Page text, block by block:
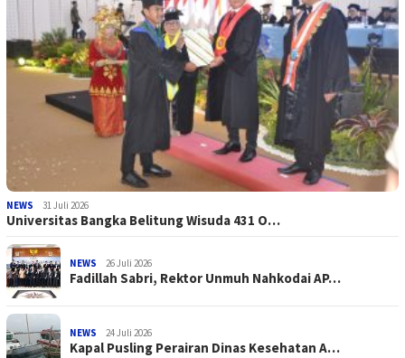
NEWS 31 Juli 2026
Universitas Bangka Belitung Wisuda 431 O…
NEWS 26 Juli 2026
Fadillah Sabri, Rektor Unmuh Nahkodai AP…
NEWS 24 Juli 2026
Kapal Pusling Perairan Dinas Kesehatan A…